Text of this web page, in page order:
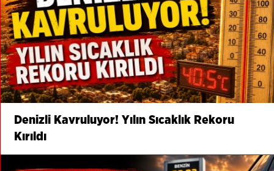
Denizli Kavruluyor! Yılın Sıcaklık Rekoru
Kırıldı